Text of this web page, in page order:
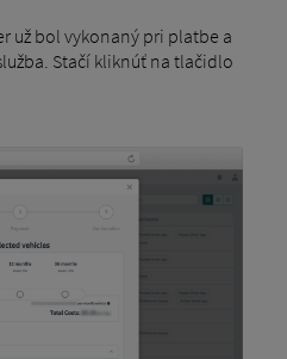
už bol vykonaný pri platbe a
Stačí kliknúť na tlačidlo